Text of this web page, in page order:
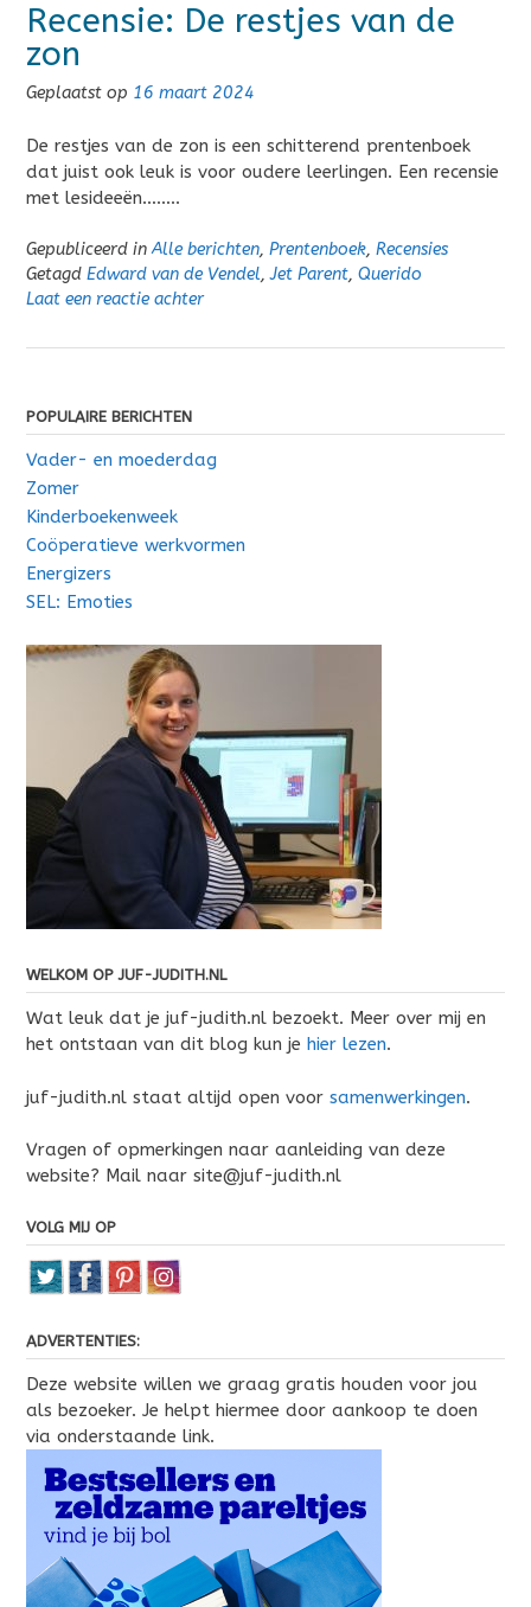
Recensie: De restjes van de
zon
Geplaatst op 16 maart 2024
De restjes van de zon is een schitterend prentenboek
dat juist ook leuk is voor oudere leerlingen. Een recensie
met lesideeën……..
Gepubliceerd inAlle berichten, Prentenboek, Recensies
Getagd Edward van de Vendel,Jet Parent, Querido
Laat een reactie achter
POPULAIRE BERICHTEN
Vader- en moederdag
Zomer
Kinderboekenweek
Coöperatieve werkvormen
Energizers
SEL: Emoties
WELKOM OP JUF-JUDITH.NL
Wat leuk dat je juf-judith.nl bezoekt. Meer over mij en
het ontstaan van dit blog kun je hier lezen.
juf-judith.nl staat altijd open voor samenwerkingen.
Vragen of opmerkingen naar aanleiding van deze
website? Mail naar site@juf-judith.nl
VOLG MIJ OP
ADVERTENTIES:
Deze website willen we graag gratis houden voor jou
als bezoeker. Je helpt hiermee door aankoop te doen
via onderstaande link.